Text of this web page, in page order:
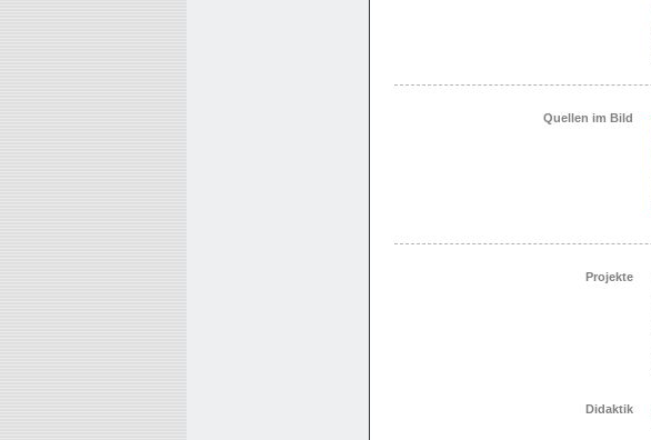
Quellen im Bild
Projekte
Didaktik